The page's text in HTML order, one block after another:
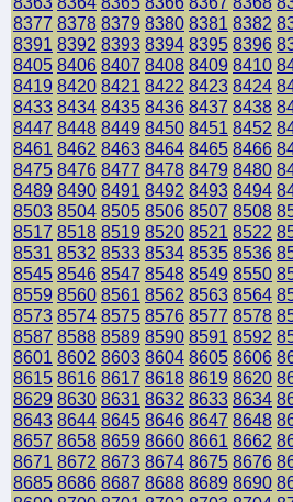
8377 8378 8379 8380 8381 8382
8391 8392 8393 8394 8395 8396
8405 8406 8407 8408 8409 8410
8419 8420 8421 8422 8423 8424
8433 8434 8435 8436 8437 8438
8447 8448 8449 8450 8451 8452
8461 8462 8463 8464 8465 8466
8475 8476 8477 8478 8479 8480
8489 8490 8491 8492 8493 8494
8503 8504 8505 8506 8507 8508
8517 8518 8519 8520 8521 8522
8531 8532 8533 8534 8535 8536
8545 8546 8547 8548 8549 8550
8559 8560 8561 8562 8563 8564
8573 8574 8575 8576 8577 8578
8587 8588 8589 8590 8591 8592
8601 8602 8603 8604 8605 8606
8615 8616 8617 8618 8619 8620
8629 8630 8631 8632 8633 8634
8643 8644 8645 8646 8647 8648
8657 8658 8659 8660 8661 8662
8671 8672 8673 8674 8675 8676
8685 8686 8687 8688 8689 8690